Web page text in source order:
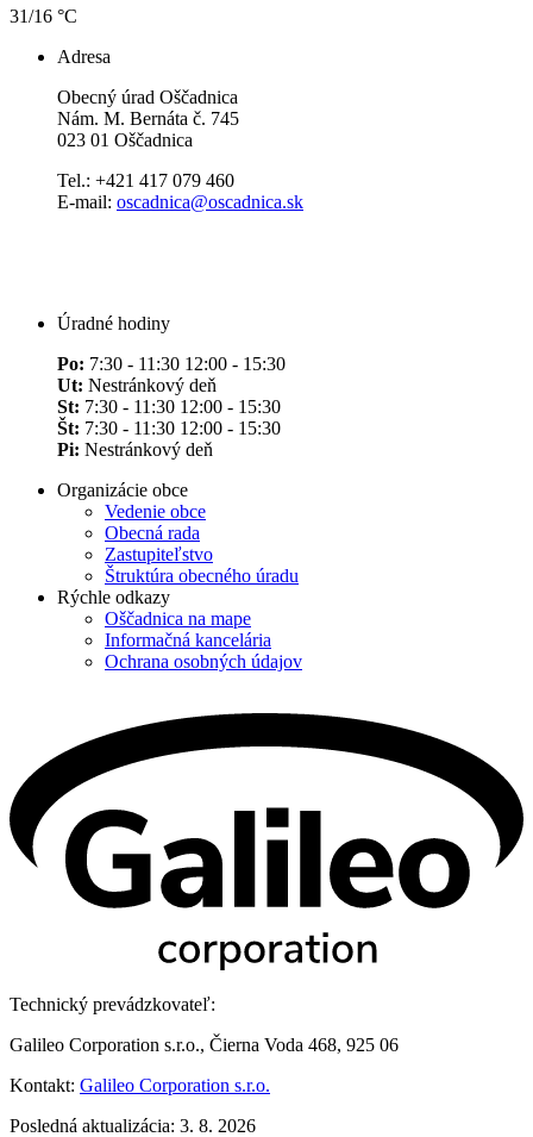
31/16 °C
Adresa
Obecný úrad Oščadnica
Nám. M. Bernáta č. 745
023 01 Oščadnica
Tel.: +421 417 079 460
E-mail: oscadnica@oscadnica.sk
Úradné hodiny
Po: 7:30 - 11:30 12:00 - 15:30
Ut: Nestránkový deň
St: 7:30 - 11:30 12:00 - 15:30
Št: 7:30 - 11:30 12:00 - 15:30
Pi: Nestránkový deň
Organizácie obce
Vedenie obce
Obecná rada
Zastupiteľstvo
Štruktúra obecného úradu
Rýchle odkazy
Oščadnica na mape
Informačná kancelária
Ochrana osobných údajov
Technický prevádzkovateľ:
Galileo Corporation s.r.o., Čierna Voda 468, 925 06
Kontakt: Galileo Corporation s.r.o.
Posledná aktualizácia: 3. 8. 2026